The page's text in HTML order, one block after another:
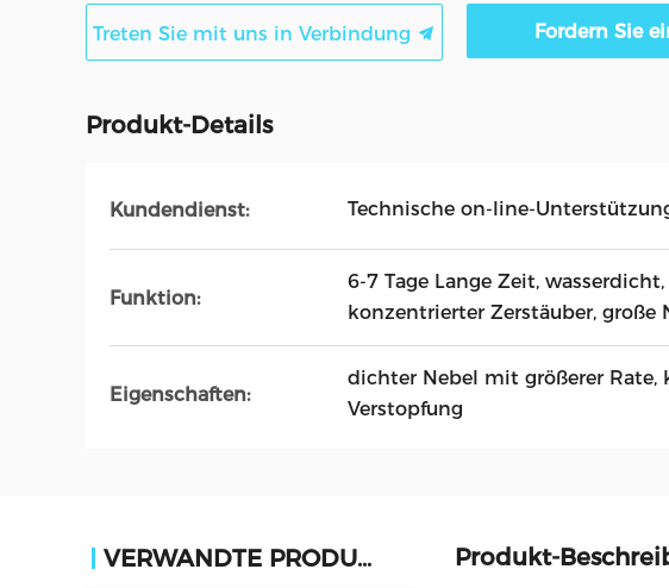
Treten Sie mit uns in Verbindung Fordern Sie
Produkt-Details
Kundendienst: Technische on-line-
Funktion:
6-7 Tage Lange Zeit, wasserdicht,
konzentrierter Zerstäuber, große
Eigenschaften:
dichter Nebel mit größerer Rate,
Verstopfung
VERWANDTE PRODUKTE Produkt-